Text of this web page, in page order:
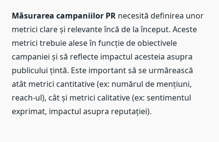
Măsurarea campaniilor PR necesită definirea unor
metrici clare și relevante încă de la început. Aceste
metrici trebuie alese în funcție de obiectivele
campaniei și să reflecte impactul acesteia asupra
publicului țintă. Este important să se urmărească
atât metrici cantitative (ex: numărul de mențiuni,
reach-ul), cât și metrici calitative (ex: sentimentul
exprimat, impactul asupra reputației).